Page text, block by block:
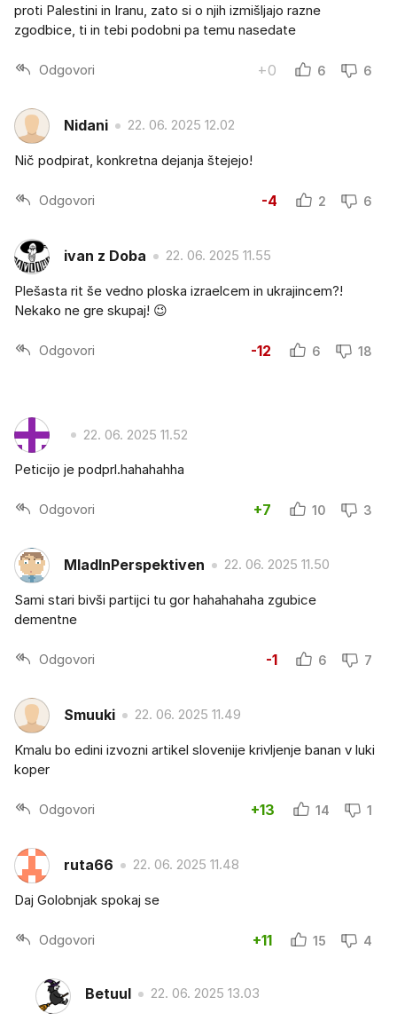
proti Palestini in Iranu, zato si o njih izmišljajo razne
zgodbice, ti in tebi podobni pa temu nasedate
Odgovori +0 6 6
Nidani 22. 06. 2025 12.02
Nič podpirat, konkretna dejanja štejejo!
Odgovori -4 2 6
ivan z Doba 22. 06. 2025 11.55
Plešasta rit še vedno ploska izraelcem in ukrajincem?!
Nekako ne gre skupaj! 😉
Odgovori -12 6 18
22. 06. 2025 11.52
Peticijo je podprl.hahahahha
Odgovori +7 10 3
MladInPerspektiven 22. 06. 2025 11.50
Sami stari bivši partijci tu gor hahahahaha zgubice
dementne
Odgovori -1 6 7
Smuuki 22. 06. 2025 11.49
Kmalu bo edini izvozni artikel slovenije krivljenje banan v luki
koper
Odgovori +13 14 1
ruta66 22. 06. 2025 11.48
Daj Golobnjak spokaj se
Odgovori +11 15 4
Betuul 22. 06. 2025 13.03